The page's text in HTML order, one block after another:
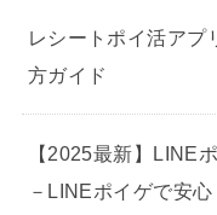
レシートポイ活アプ
方ガイド
【2025最新】LINE
－LINEポイゲで安